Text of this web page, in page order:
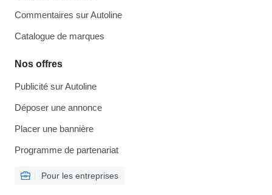
Commentaires sur Autoline
Catalogue de marques
Nos offres
Publicité sur Autoline
Déposer une annonce
Placer une bannière
Programme de partenariat
Pour les entreprises